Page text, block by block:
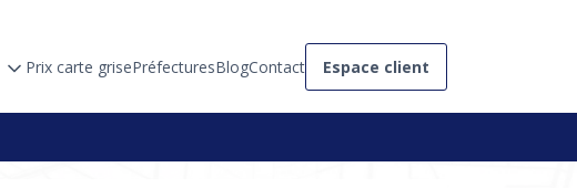
Prix carte grisePréfecturesBlogContact Espace client